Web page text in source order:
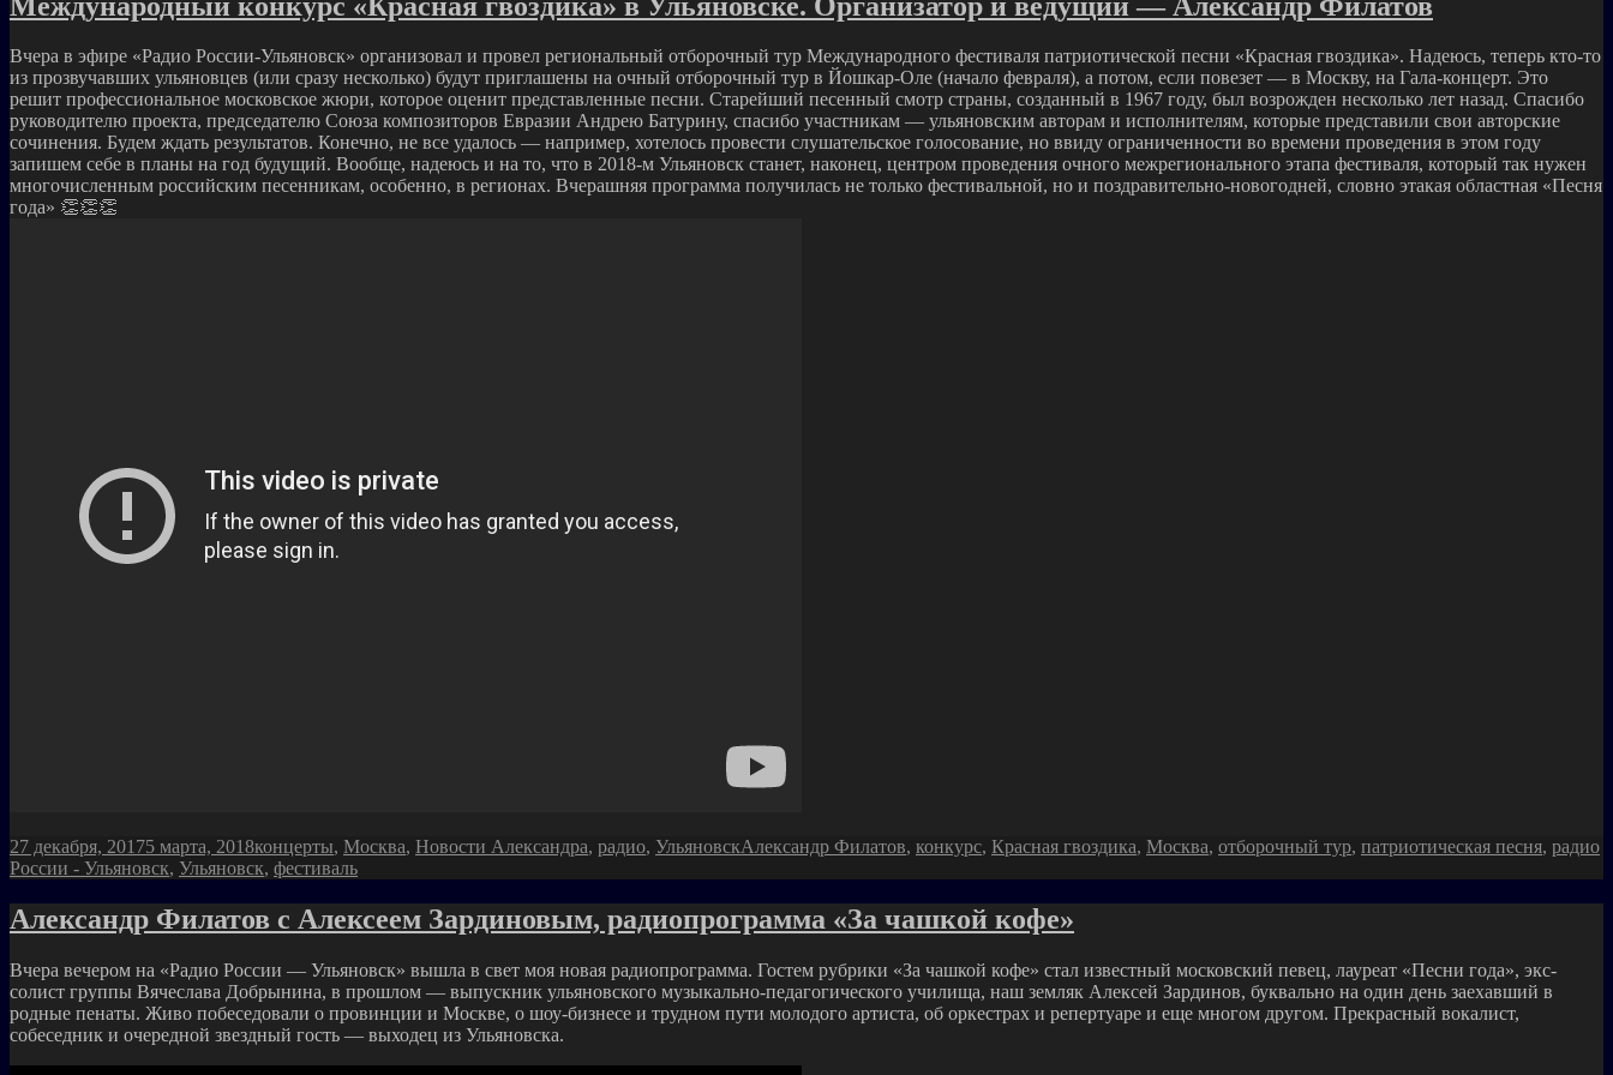
Вчера в эфире «Радио России-Ульяновск» организовал и провел региональный отборочный тур Международного фестиваля патриотической песни «Красная гвоздика». Надеюсь, теперь кто-то
из прозвучавших ульяновцев (или сразу несколько) будут приглашены на очный отборочный тур в Йошкар-Оле (начало февраля), а потом, если повезет — в Москву, на Гала-концерт. Это
решит профессиональное московское жюри, которое оценит представленные песни. Старейший песенный смотр страны, созданный в 1967 году, был возрожден несколько лет назад. Спасибо
руководителю проекта, председателю Союза композиторов Евразии Андрею Батурину, спасибо участникам — ульяновским авторам и исполнителям, которые представили свои авторские
сочинения. Будем ждать результатов. Конечно, не все удалось — например, хотелось провести слушательское голосование, но ввиду ограниченности во времени проведения в этом году
запишем себе в планы на год будущий. Вообще, надеюсь и на то, что в 2018-м Ульяновск станет, наконец, центром проведения очного межрегионального этапа фестиваля, который так нужен
многочисленным российским песенникам, особенно, в регионах. Вчерашняя программа получилась не только фестивальной, но и поздравительно-новогодней, словно этакая областная «Песня
года» 👏👏👏
Опубликовано
27 декабря, 20175 марта, 2018Рубрики
концерты, Москва, Новости Александра, радио, УльяновскМетки
Александр Филатов, конкурс, Красная гвоздика, Москва, отборочный тур, патриотическая песня, радио
России - Ульяновск, Ульяновск, фестиваль
Александр Филатов с Алексеем Зардиновым, радиопрограмма «За чашкой кофе»
Вчера вечером на «Радио России — Ульяновск» вышла в свет моя новая радиопрограмма. Гостем рубрики «За чашкой кофе» стал известный московский певец, лауреат «Песни года», экс-
солист группы Вячеслава Добрынина, в прошлом — выпускник ульяновского музыкально-педагогического училища, наш земляк Алексей Зардинов, буквально на один день заехавший в
родные пенаты. Живо побеседовали о провинции и Москве, о шоу-бизнесе и трудном пути молодого артиста, об оркестрах и репертуаре и еще многом другом. Прекрасный вокалист,
собеседник и очередной звездный гость — выходец из Ульяновска.